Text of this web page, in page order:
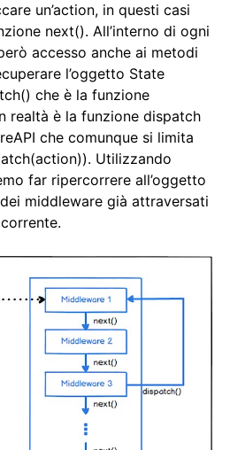
un’action, in questi casi
next(). All’interno di ogni
accesso anche ai metodi
l’oggetto State
che è la funzione
realtà è la funzione dispatch
che comunque si limita
Utilizzando
far ripercorrere all’oggetto
middleware già attraversati